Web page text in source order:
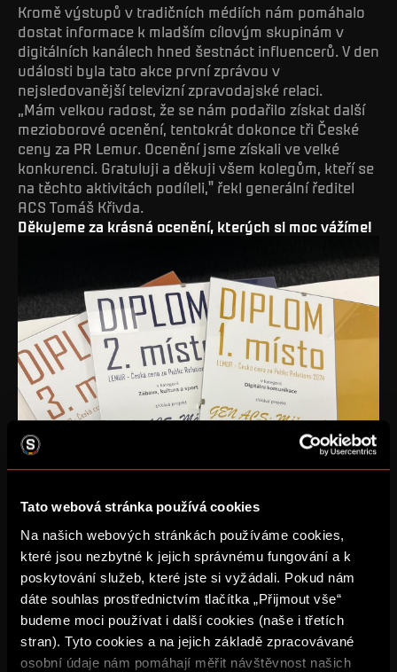
Tato webová stránka používá cookies
Na našich webových stránkách používáme cookies,
které jsou nezbytné k jejich správnému fungování a k
poskytování služeb, které jste si vyžádali. Pokud nám
dáte souhlas prostřednictvím tlačítka „Přijmout vše“
budeme moci používat i další cookies (naše i třetích
stran). Tyto cookies a na jejich základě zpracovávané
osobní údaje nám pomáhají měřit návštěvnost našich
Kromě výstupů v tradičních médiích nám pomáhalo
dostat informace k mladším cílovým skupinám v
digitálních kanálech hned šestnáct influencerů. V den
události byla tato akce první zprávou v
nejsledovanější televizní zpravodajské relaci.
„Mám velkou radost, že se nám podařilo získat další
mezioborové ocenění, tentokrát dokonce tři České
ceny za PR Lemur. Ocenění jsme získali ve velké
konkurenci. Gratuluji a děkuji všem kolegům, kteří se
na těchto aktivitách podíleli," řekl generální ředitel
ACS Tomáš Křivda.
Děkujeme za krásná ocenění, kterých si moc vážíme!